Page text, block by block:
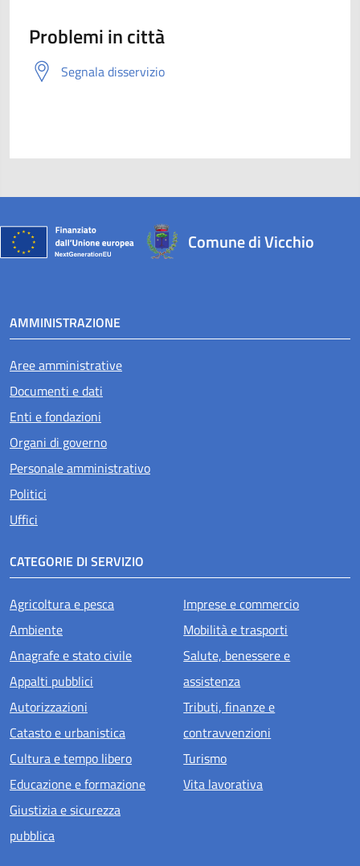
Problemi in città
Segnala disservizio
Comune di Vicchio
AMMINISTRAZIONE
Aree amministrative
Documenti e dati
Enti e fondazioni
Organi di governo
Personale amministrativo
Politici
Uffici
CATEGORIE DI SERVIZIO
Agricoltura e pesca
Ambiente
Anagrafe e stato civile
Appalti pubblici
Autorizzazioni
Catasto e urbanistica
Cultura e tempo libero
Educazione e formazione
Giustizia e sicurezza
pubblica
Imprese e commercio
Mobilità e trasporti
Salute, benessere e
assistenza
Tributi, finanze e
contravvenzioni
Turismo
Vita lavorativa